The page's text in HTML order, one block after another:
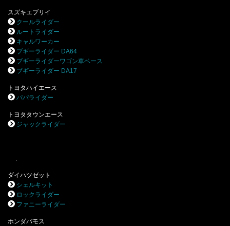
スズキエブリイ
クールライダー
ルートライダー
キャルワーカー
ブギーライダー DA64
ブギーライダーワゴン車ベース
ブギーライダー DA17
トヨタハイエース
パパライダー
トヨタタウンエース
ジャックライダー
ダイハツゼット
シェルキット
ロックライダー
ファニーライダー
ホンダバモス